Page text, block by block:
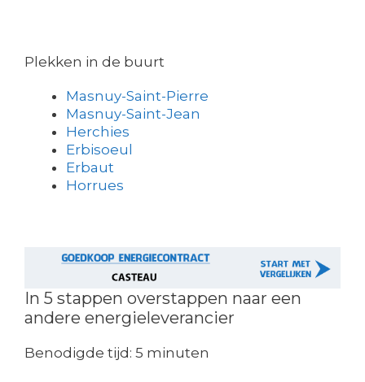
Plekken in de buurt
Masnuy-Saint-Pierre
Masnuy-Saint-Jean
Herchies
Erbisoeul
Erbaut
Horrues
In 5 stappen overstappen naar een
andere energieleverancier
Benodigde tijd: 5 minuten